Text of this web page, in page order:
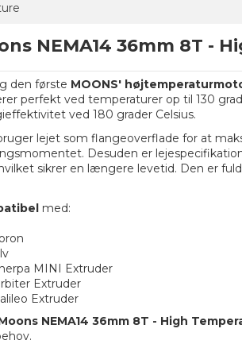
NEMA14 36mm 8T -
den første MOONS'
perfekt ved temperaturer op til 130
ved 180 grader Celsius.
lejet som flangeoverflade for at
Desuden er
hvilket sikrer en længere levetid. Den er
med:
MINI Extruder
Extruder
Extruder
NEMA14 36mm 8T - High